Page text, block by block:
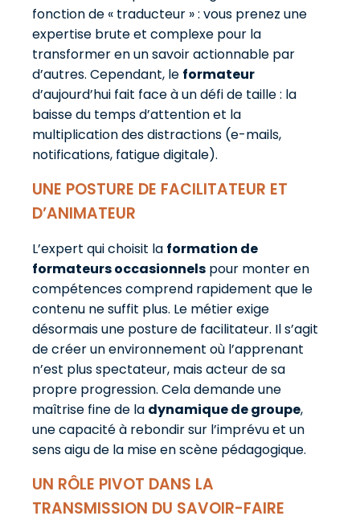
fonction de « traducteur » : vous prenez une
expertise brute et complexe pour la
transformer en un savoir actionnable par
d’autres. Cependant, le formateur
d’aujourd’hui fait face à un défi de taille : la
baisse du temps d’attention et la
multiplication des distractions (e-mails,
notifications, fatigue digitale).
UNE POSTURE DE FACILITATEUR ET
D’ANIMATEUR
L’expert qui choisit la formation de
formateurs occasionnels pour monter en
compétences comprend rapidement que le
contenu ne suffit plus. Le métier exige
désormais une posture de facilitateur. Il s’agit
de créer un environnement où l’apprenant
n’est plus spectateur, mais acteur de sa
propre progression. Cela demande une
maîtrise fine de la dynamique de groupe,
une capacité à rebondir sur l’imprévu et un
sens aigu de la mise en scène pédagogique.
UN RÔLE PIVOT DANS LA
TRANSMISSION DU SAVOIR-FAIRE